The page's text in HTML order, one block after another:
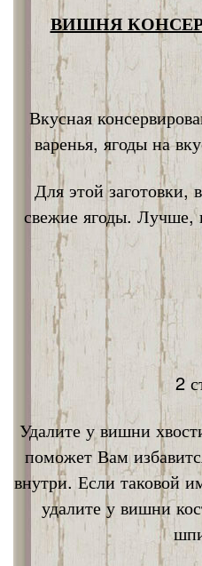
ВИШНЯ
Вкусная
варенья, ягоды на
Для этой заготовки,
свежие ягоды. Лучше,
2
Удалите у вишни
поможет Вам
внутри. Если таковой
удалите у вишни